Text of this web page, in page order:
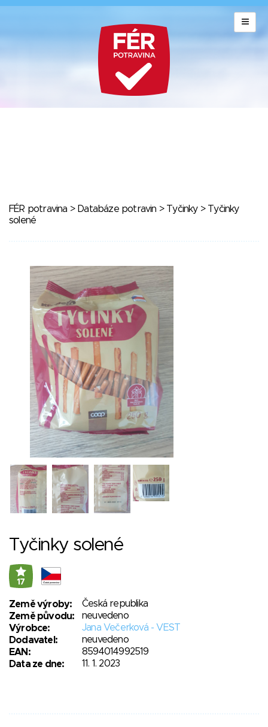
FÉR potravina > Databáze potravin > Tyčinky> Tyčinky
solené
Tyčinky solené
17
Země výroby:
Česká republika
Země původu:
neuvedeno
Výrobce:
Jana Večerková - VEST
Dodavatel:
neuvedeno
EAN:
8594014992519
Data ze dne:
11. 1. 2023